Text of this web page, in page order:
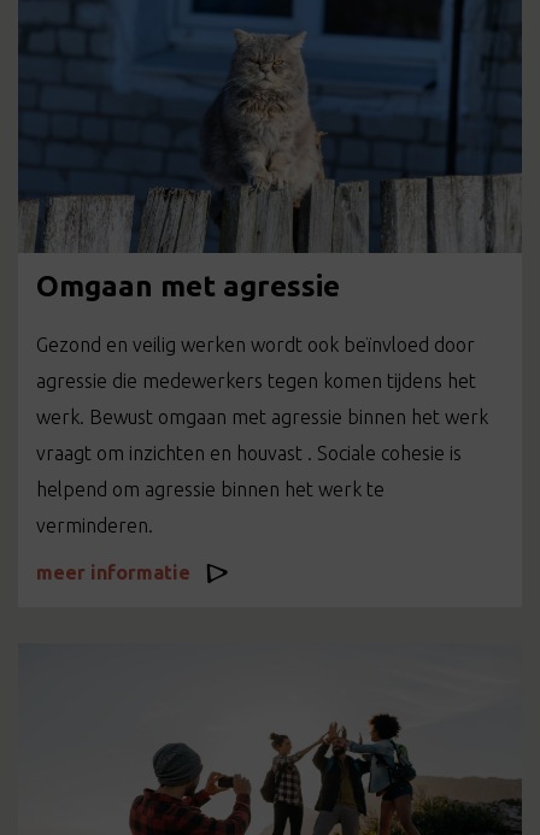
Omgaan met agressie
Gezond en veilig werken wordt ook beïnvloed door
agressie die medewerkers tegen komen tijdens het
werk. Bewust omgaan met agressie binnen het werk
vraagt om inzichten en houvast . Sociale cohesie is
helpend om agressie binnen het werk te
verminderen.
meer informatie